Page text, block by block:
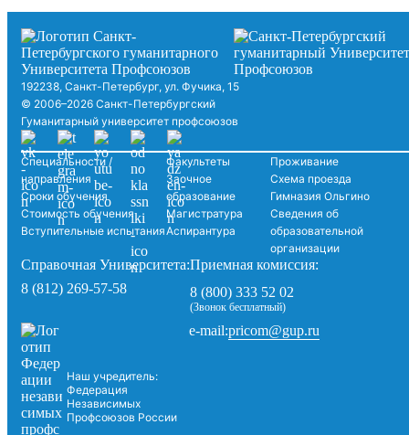
192238, Санкт-Петербург, ул. Фучика, 15
© 2006–2026 Санкт-Петербургский
Гуманитарный университет профсоюзов
Специальности /
направления
Сроки обучения
Стоимость обучения
Вступительные испытания
Факультеты
Заочное
образование
Магистратура
Аспирантура
Проживание
Схема проезда
Гимназия Ольгино
Сведения об
образовательной
организации
Справочная Университета:
8 (812) 269-57-58
Приемная комиссия:
8 (800) 333 52 02
(Звонок бесплатный)
Наш учредитель:
Федерация
Независимых
Профсоюзов России
e-mail:pricom@gup.ru